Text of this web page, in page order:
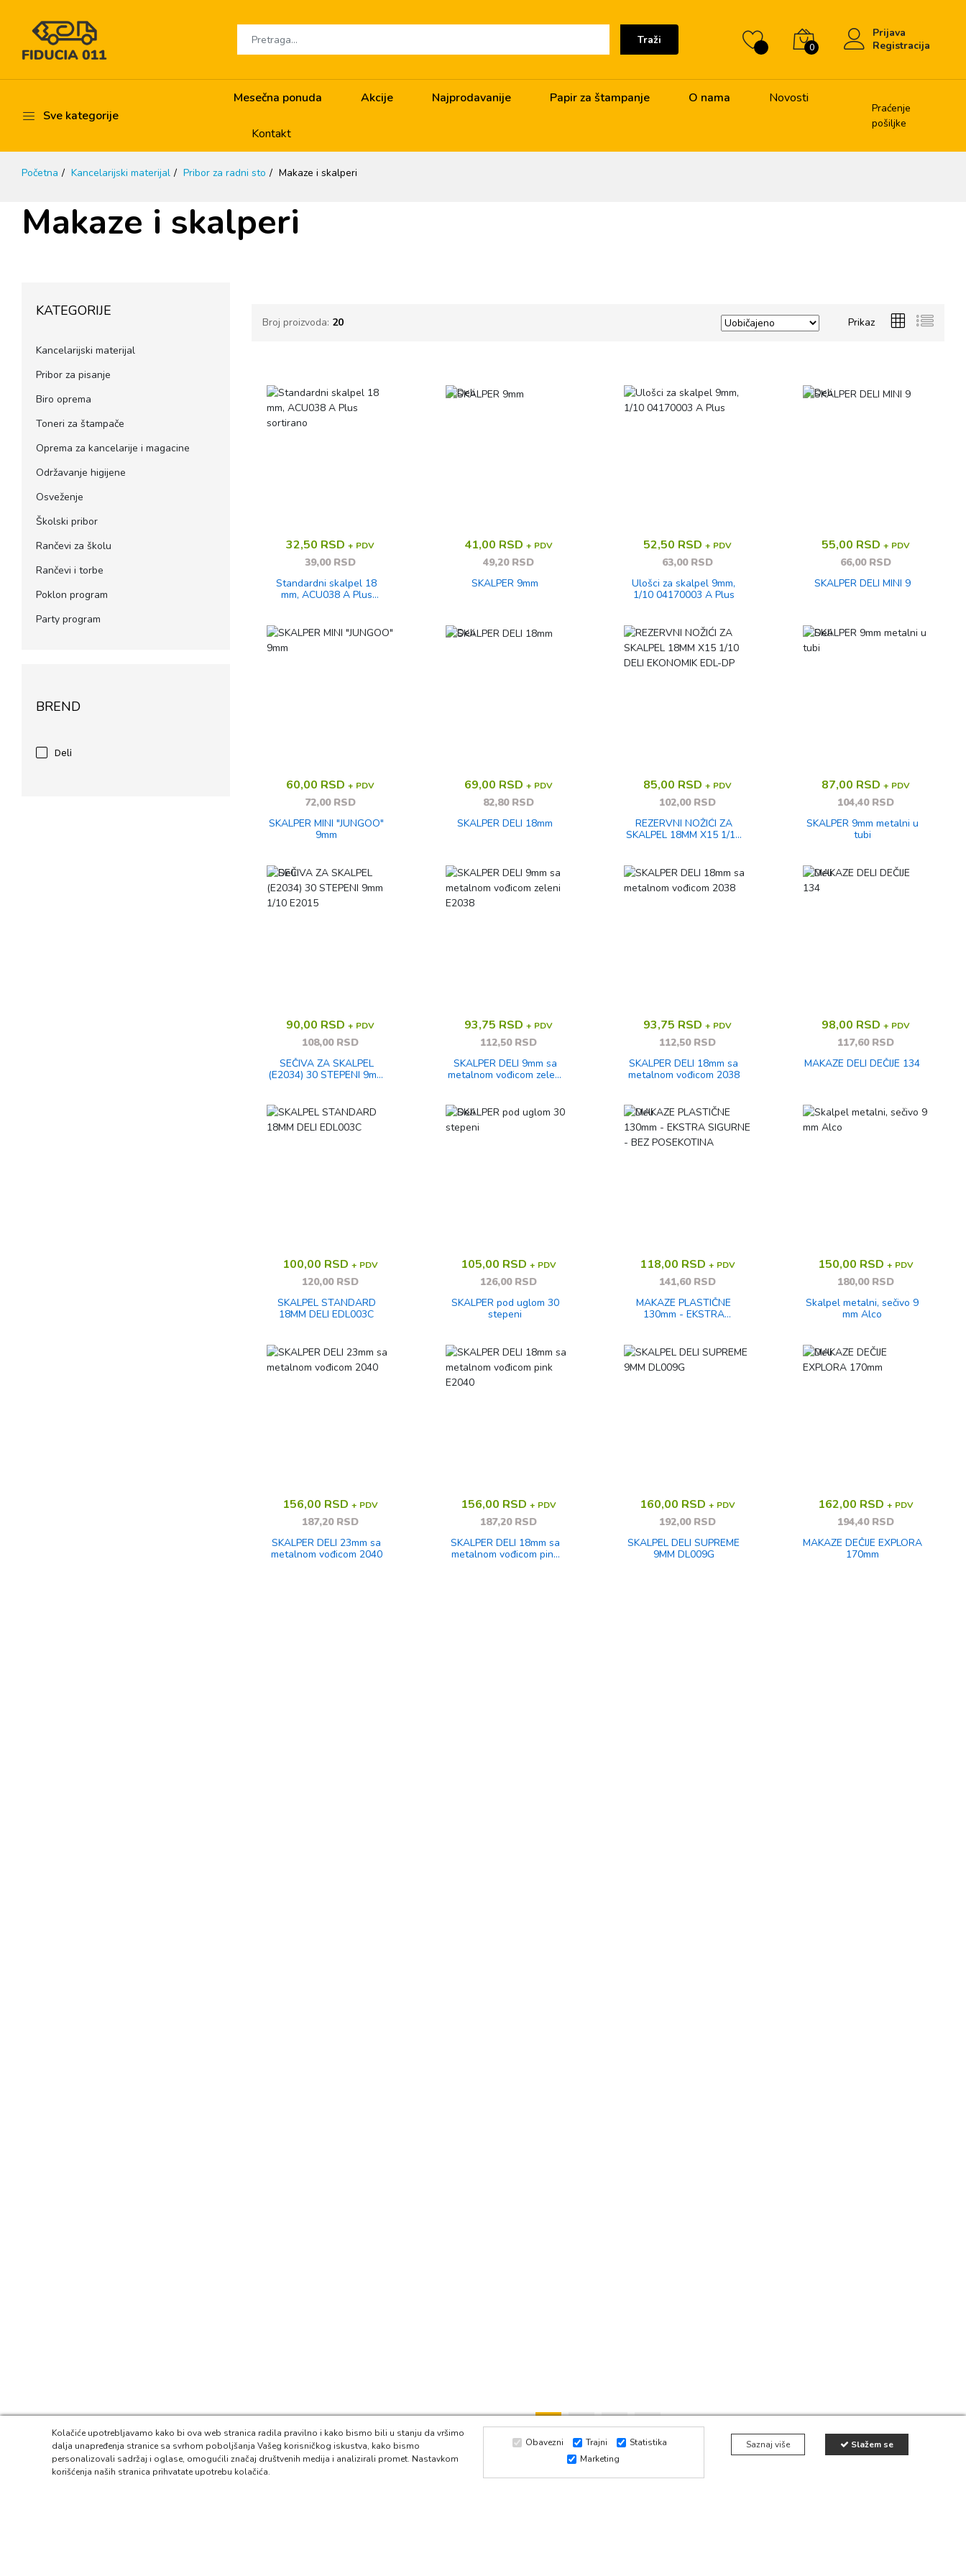
Traži
0
Prijava
Registracija
Sve kategorije
Mesečna ponuda Akcije Najprodavanije Papir za štampanje O nama Novosti
Kontakt
Praćenje
pošiljke
Početna Kancelarijski materijal Pribor za radni sto Makaze i skalperi
Makaze i skalperi
KATEGORIJE
Kancelarijski materijal
Pribor za pisanje
Biro oprema
Toneri za štampače
Oprema za kancelarije i magacine
Održavanje higijene
Osveženje
Školski pribor
Rančevi za školu
Rančevi i torbe
Poklon program
Party program
BREND
Deli
Broj proizvoda: 20 Prikaz
32,50 RSD + PDV
39,00 RSD
Standardni skalpel 18
mm, ACU038 A Plus
41,00 RSD+ PDV
49,20 RSD
SKALPER 9mm
52,50 RSD + PDV
63,00 RSD
Ulošci za skalpel 9mm,
1/10 04170003 A Plus
55,00 RSD+ PDV
66,00 RSD
SKALPER DELI MINI 9
60,00 RSD + PDV
72,00 RSD
SKALPER MINI "JUNGOO"
9mm
69,00 RSD+ PDV
82,80 RSD
SKALPER DELI 18mm
85,00 RSD + PDV
102,00 RSD
REZERVNI NOŽIĆI ZA
SKALPEL 18MM X15 1/10
87,00 RSD+ PDV
104,40 RSD
SKALPER 9mm metalni u
tubi
90,00 RSD + PDV
108,00 RSD
SEČIVA ZA SKALPEL
(E2034) 30 STEPENI 9mm
93,75 RSD+ PDV
112,50 RSD
SKALPER DELI 9mm sa
metalnom vođicom zeleni
93,75 RSD + PDV
112,50 RSD
SKALPER DELI 18mm sa
metalnom vođicom 2038
98,00 RSD+ PDV
117,60 RSD
MAKAZE DELI DEČIJE 134
100,00 RSD + PDV
120,00 RSD
SKALPEL STANDARD
18MM DELI EDL003C
105,00 RSD+ PDV
126,00 RSD
SKALPER pod uglom 30
stepeni
118,00 RSD + PDV
141,60 RSD
MAKAZE PLASTIČNE
130mm - EKSTRA
150,00 RSD+ PDV
180,00 RSD
Skalpel metalni, sečivo 9
mm Alco
156,00 RSD + PDV
187,20 RSD
SKALPER DELI 23mm sa
metalnom vođicom 2040
156,00 RSD+ PDV
187,20 RSD
SKALPER DELI 18mm sa
metalnom vođicom pink
160,00 RSD + PDV
192,00 RSD
SKALPEL DELI SUPREME
9MM DL009G
162,00 RSD+ PDV
194,40 RSD
MAKAZE DEČIJE EXPLORA
170mm
1 2 3 4
Kolačiće upotrebljavamo kako bi ova web stranica radila pravilno i kako bismo bili u stanju da vršimo
dalja unapređenja stranice sa svrhom poboljšanja Vašeg korisničkog iskustva, kako bismo
personalizovali sadržaj i oglase, omogućili značaj društvenih medija i analizirali promet. Nastavkom
korišćenja naših stranica prihvatate upotrebu kolačića.
Obavezni Trajni
Statistika
Marketing
Saznaj više Slažem se